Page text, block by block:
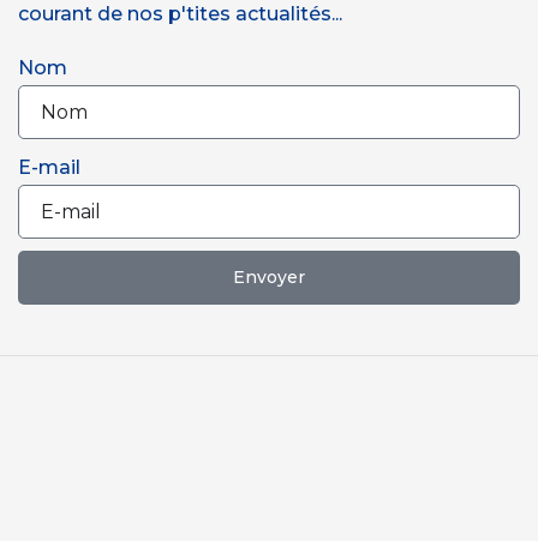
courant de nos p'tites actualités...
Nom
E-mail
Envoyer